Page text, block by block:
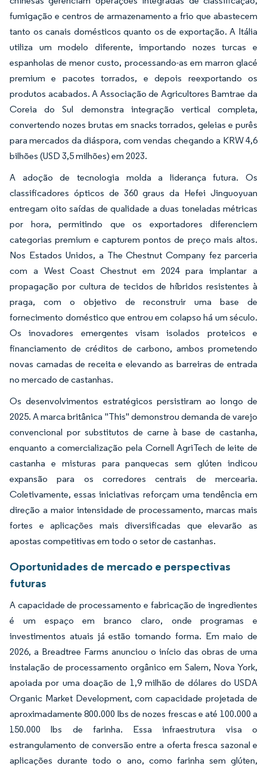
fumigação e centros de armazenamento a frio que abastecem
tanto os canais domésticos quanto os de exportação. A Itália
utiliza um modelo diferente, importando nozes turcas e
espanholas de menor custo, processando-as em marron glacé
premium e pacotes torrados, e depois reexportando os
produtos acabados. A Associação de Agricultores Bamtrae da
Coreia do Sul demonstra integração vertical completa,
convertendo nozes brutas em snacks torrados, geleias e purês
para mercados da diáspora, com vendas chegando a KRW 4,6
bilhões (USD 3,5 milhões) em 2023.
A adoção de tecnologia molda a liderança futura. Os
classificadores ópticos de 360 graus da Hefei Jinguoyuan
entregam oito saídas de qualidade a duas toneladas métricas
por hora, permitindo que os exportadores diferenciem
categorias premium e capturem pontos de preço mais altos.
Nos Estados Unidos, a The Chestnut Company fez parceria
com a West Coast Chestnut em 2024 para implantar a
propagação por cultura de tecidos de híbridos resistentes à
praga, com o objetivo de reconstruir uma base de
fornecimento doméstico que entrou em colapso há um século.
Os inovadores emergentes visam isolados proteicos e
financiamento de créditos de carbono, ambos prometendo
novas camadas de receita e elevando as barreiras de entrada
no mercado de castanhas.
Os desenvolvimentos estratégicos persistiram ao longo de
2025. A marca britânica "This" demonstrou demanda de varejo
convencional por substitutos de carne à base de castanha,
enquanto a comercialização pela Cornell AgriTech de leite de
castanha e misturas para panquecas sem glúten indicou
expansão para os corredores centrais de mercearia.
Coletivamente, essas iniciativas reforçam uma tendência em
direção a maior intensidade de processamento, marcas mais
fortes e aplicações mais diversificadas que elevarão as
apostas competitivas em todo o setor de castanhas.
Oportunidades de mercado e perspectivas
futuras
A capacidade de processamento e fabricação de ingredientes
é um espaço em branco claro, onde programas e
investimentos atuais já estão tomando forma. Em maio de
2026, a Breadtree Farms anunciou o início das obras de uma
instalação de processamento orgânico em Salem, Nova York,
apoiada por uma doação de 1,9 milhão de dólares do USDA
Organic Market Development, com capacidade projetada de
aproximadamente 800.000 lbs de nozes frescas e até 100.000 a
150.000 lbs de farinha. Essa infraestrutura visa o
estrangulamento de conversão entre a oferta fresca sazonal e
aplicações durante todo o ano, como farinha sem glúten,